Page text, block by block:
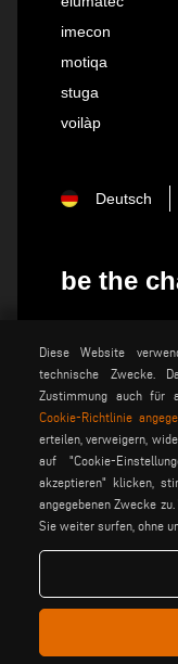
imecon
motiqa
stuga
voilàp
Deutsch
be the
privacy policy
allgemeine
Voilàp S.p.a. - Via
- C.F - P.IVA
Diese Website
technische Zwecke.
Zustimmung auch für
Cookie-Richtlinie
erteilen, verweigern,
auf "Cookie-
akzeptieren" klicken,
angegebenen Zwecke
Sie weiter surfen, ohne